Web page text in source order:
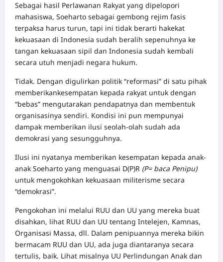
Sebagai hasil Perlawanan Rakyat yang dipelopori
mahasiswa, Soeharto sebagai gembong rejim fasis
terpaksa harus turun, tapi ini tidak berarti hakekat
kekuasaan di Indonesia sudah beralih sepenuhnya ke
tangan kekuasaan sipil dan Indonesia sudah kembali
secara utuh menjadi negara hukum.
Tidak. Dengan digulirkan politik “reformasi” di satu pihak
memberikankesempatan kepada rakyat untuk dengan
“bebas” mengutarakan pendapatnya dan membentuk
organisasinya sendiri. Kondisi ini pun mempunyai
dampak memberikan ilusi seolah-olah sudah ada
demokrasi yang sesungguhnya.
Ilusi ini nyatanya memberikan kesempatan kepada anak-
anak Soeharto yang menguasai D(P)R (P= baca Penipu)
untuk mengokohkan kekuasaan militerisme secara
“demokrasi”.
Pengokohan ini melalui RUU dan UU yang mereka buat
disahkan, lihat RUU dan UU tentang Intelejen, Kamnas,
Organisasi Massa, dll. Dalam penipuannya mereka bikin
bermacam RUU dan UU, ada juga diantaranya secara
tertulis, baik. Lihat misalnya UU Perlindungan Anak dan